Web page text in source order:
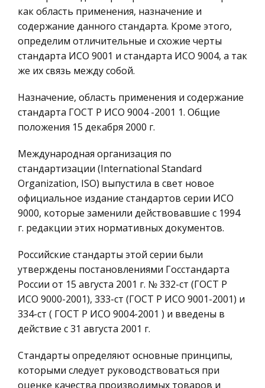
предпринимательство
Историческая личность
География, Экономическая география
Литература, Лингвистика
Бухгалтерский учет
Налоговое право
Физика
Теория государства и права
Компьютерные сети
Философия
Правоохранительные органы
Конституционное (государственное) право
России
Ценные бумаги
Гражданское право
Трудовое право
История государства и права зарубежных
простоя предприятий швейной
промышленности, отстали от стремительно
развивающихся конкурентов. Российская
швейная индустрия находиться в очень
проблемной ситуации
Конституционное право в системе права
Республики Беларусь
Предметом конституционного права как
отрасли права является совокупность
юридических норм, закрепляющих и
регулирующих наиболее важные,
основополагающие общественные отношения:
о демократическом общес
Асоциальные религии: церковь Сатаны Антона
ЛаВея
Почему же? Если сказать одним словом, - от
страха. Истэблишмент боитс я осме я ни я и
порицани я со стороны христианства. Наше с
каждым днем все более регламентированное
общество стараетс я избегать
Шагающие роботы
Однако указанные преимущества шагающего
как область применения, назначение и
содержание данного стандарта. Кроме этого,
определим отличительные и схожие черты
стандарта ИСО 9001 и стандарта ИСО 9004, а так
же их связь между собой.
Назначение, область применения и содержание
стандарта ГОСТ Р ИСО 9004 -2001 1. Общие
положения 15 декабря 2000 г.
Международная организация по
стандартизации (International Standard
Organization, ISO) выпустила в свет новое
официальное издание стандартов серии ИСО
9000, которые заменили действовавшие с 1994
г. редакции этих нормативных документов.
Российские стандарты этой серии были
утверждены постановлениями Госстандарта
России от 15 августа 2001 г. № 332-ст (ГОСТ Р
ИСО 9000-2001), 333-ст (ГОСТ Р ИСО 9001-2001) и
334-ст ( ГОСТ Р ИСО 9004-2001 ) и введены в
действие с 31 августа 2001 г.
Стандарты определяют основные принципы,
которыми следует руководствоваться при
оценке качества производимых товаров и